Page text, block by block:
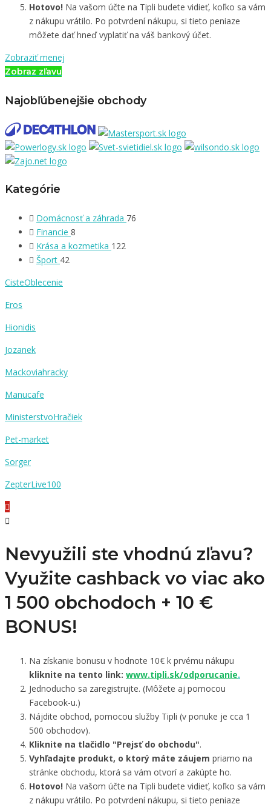
Hotovo! Na vašom účte na Tipli budete vidieť, koľko sa vám
z nákupu vrátilo. Po potvrdení nákupu, si tieto peniaze
môžete dať hneď vyplatiť na váš bankový účet.
Zobraziť menej
Zobraz zľavu
Najobľúbenejšie obchody
Kategórie
Domácnosť a záhrada 76
Financie 8
Krása a kozmetika 122
Šport 42
CisteOblecenie
Eros
Hionidis
Jozanek
Mackoviahracky
Manucafe
MinisterstvoHračiek
Pet-market
Sorger
ZepterLive100
Nevyužili ste vhodnú zľavu?
Využite cashback vo viac ako
1 500 obchodoch + 10 €
BONUS!
Na získanie bonusu v hodnote 10€ k prvému nákupu
kliknite na tento link: www.tipli.sk/odporucanie.
Jednoducho sa zaregistrujte. (Môžete aj pomocou
Facebook-u.)
Nájdite obchod, pomocou služby Tipli (v ponuke je cca 1
500 obchodov).
Kliknite na tlačidlo "Prejsť do obchodu".
Vyhľadajte produkt, o ktorý máte záujem priamo na
stránke obchodu, ktorá sa vám otvorí a zakúpte ho.
Hotovo! Na vašom účte na Tipli budete vidieť, koľko sa vám
z nákupu vrátilo. Po potvrdení nákupu, si tieto peniaze